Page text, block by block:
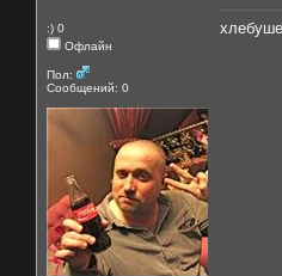
:) 0
Офлайн
Пол:
Сообщений: 0